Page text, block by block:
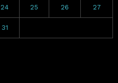
24 25 26 27
31